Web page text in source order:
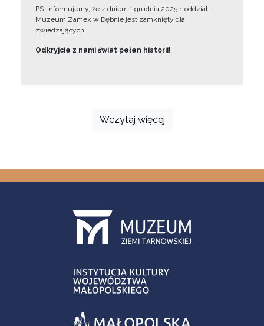
PS. Informujemy, że z dniem 1 grudnia 2025 r. oddział
Muzeum Zamek w Dębnie jest zamknięty dla
zwiedzających.
Odkryjcie z nami świat pełen historii!
Wczytaj więcej